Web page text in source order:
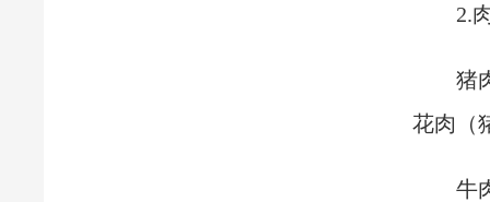
2.
猪
花肉（
牛